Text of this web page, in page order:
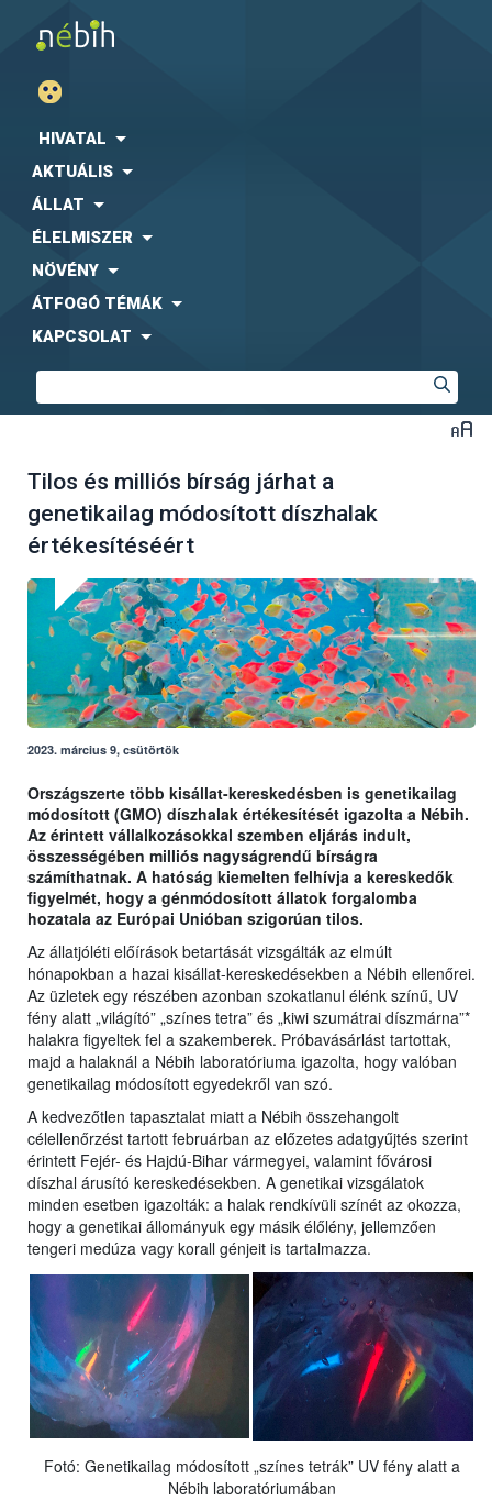
HIVATAL
AKTUÁLIS
ÁLLAT
ÉLELMISZER
NÖVÉNY
ÁTFOGÓ TÉMÁK
KAPCSOLAT
Tilos és milliós bírság járhat a
genetikailag módosított díszhalak
értékesítéséért
2023. március 9, csütörtök
Országszerte több kisállat-kereskedésben is genetikailag
módosított (GMO) díszhalak értékesítését igazolta a Nébih.
Az érintett vállalkozásokkal szemben eljárás indult,
összességében milliós nagyságrendű bírságra
számíthatnak. A hatóság kiemelten felhívja a kereskedők
figyelmét, hogy a génmódosított állatok forgalomba
hozatala az Európai Unióban szigorúan tilos.
Az állatjóléti előírások betartását vizsgálták az elmúlt
hónapokban a hazai kisállat-kereskedésekben a Nébih ellenőrei.
Az üzletek egy részében azonban szokatlanul élénk színű, UV
fény alatt „világító” „színes tetra” és „kiwi szumátrai díszmárna”*
halakra figyeltek fel a szakemberek. Próbavásárlást tartottak,
majd a halaknál a Nébih laboratóriuma igazolta, hogy valóban
genetikailag módosított egyedekről van szó.
A kedvezőtlen tapasztalat miatt a Nébih összehangolt
célellenőrzést tartott februárban az előzetes adatgyűjtés szerint
érintett Fejér- és Hajdú-Bihar vármegyei, valamint fővárosi
díszhal árusító kereskedésekben. A genetikai vizsgálatok
minden esetben igazolták: a halak rendkívüli színét az okozza,
hogy a genetikai állományuk egy másik élőlény, jellemzően
tengeri medúza vagy korall génjeit is tartalmazza.
Fotó: Genetikailag módosított „színes tetrák” UV fény alatt a
Nébih laboratóriumában